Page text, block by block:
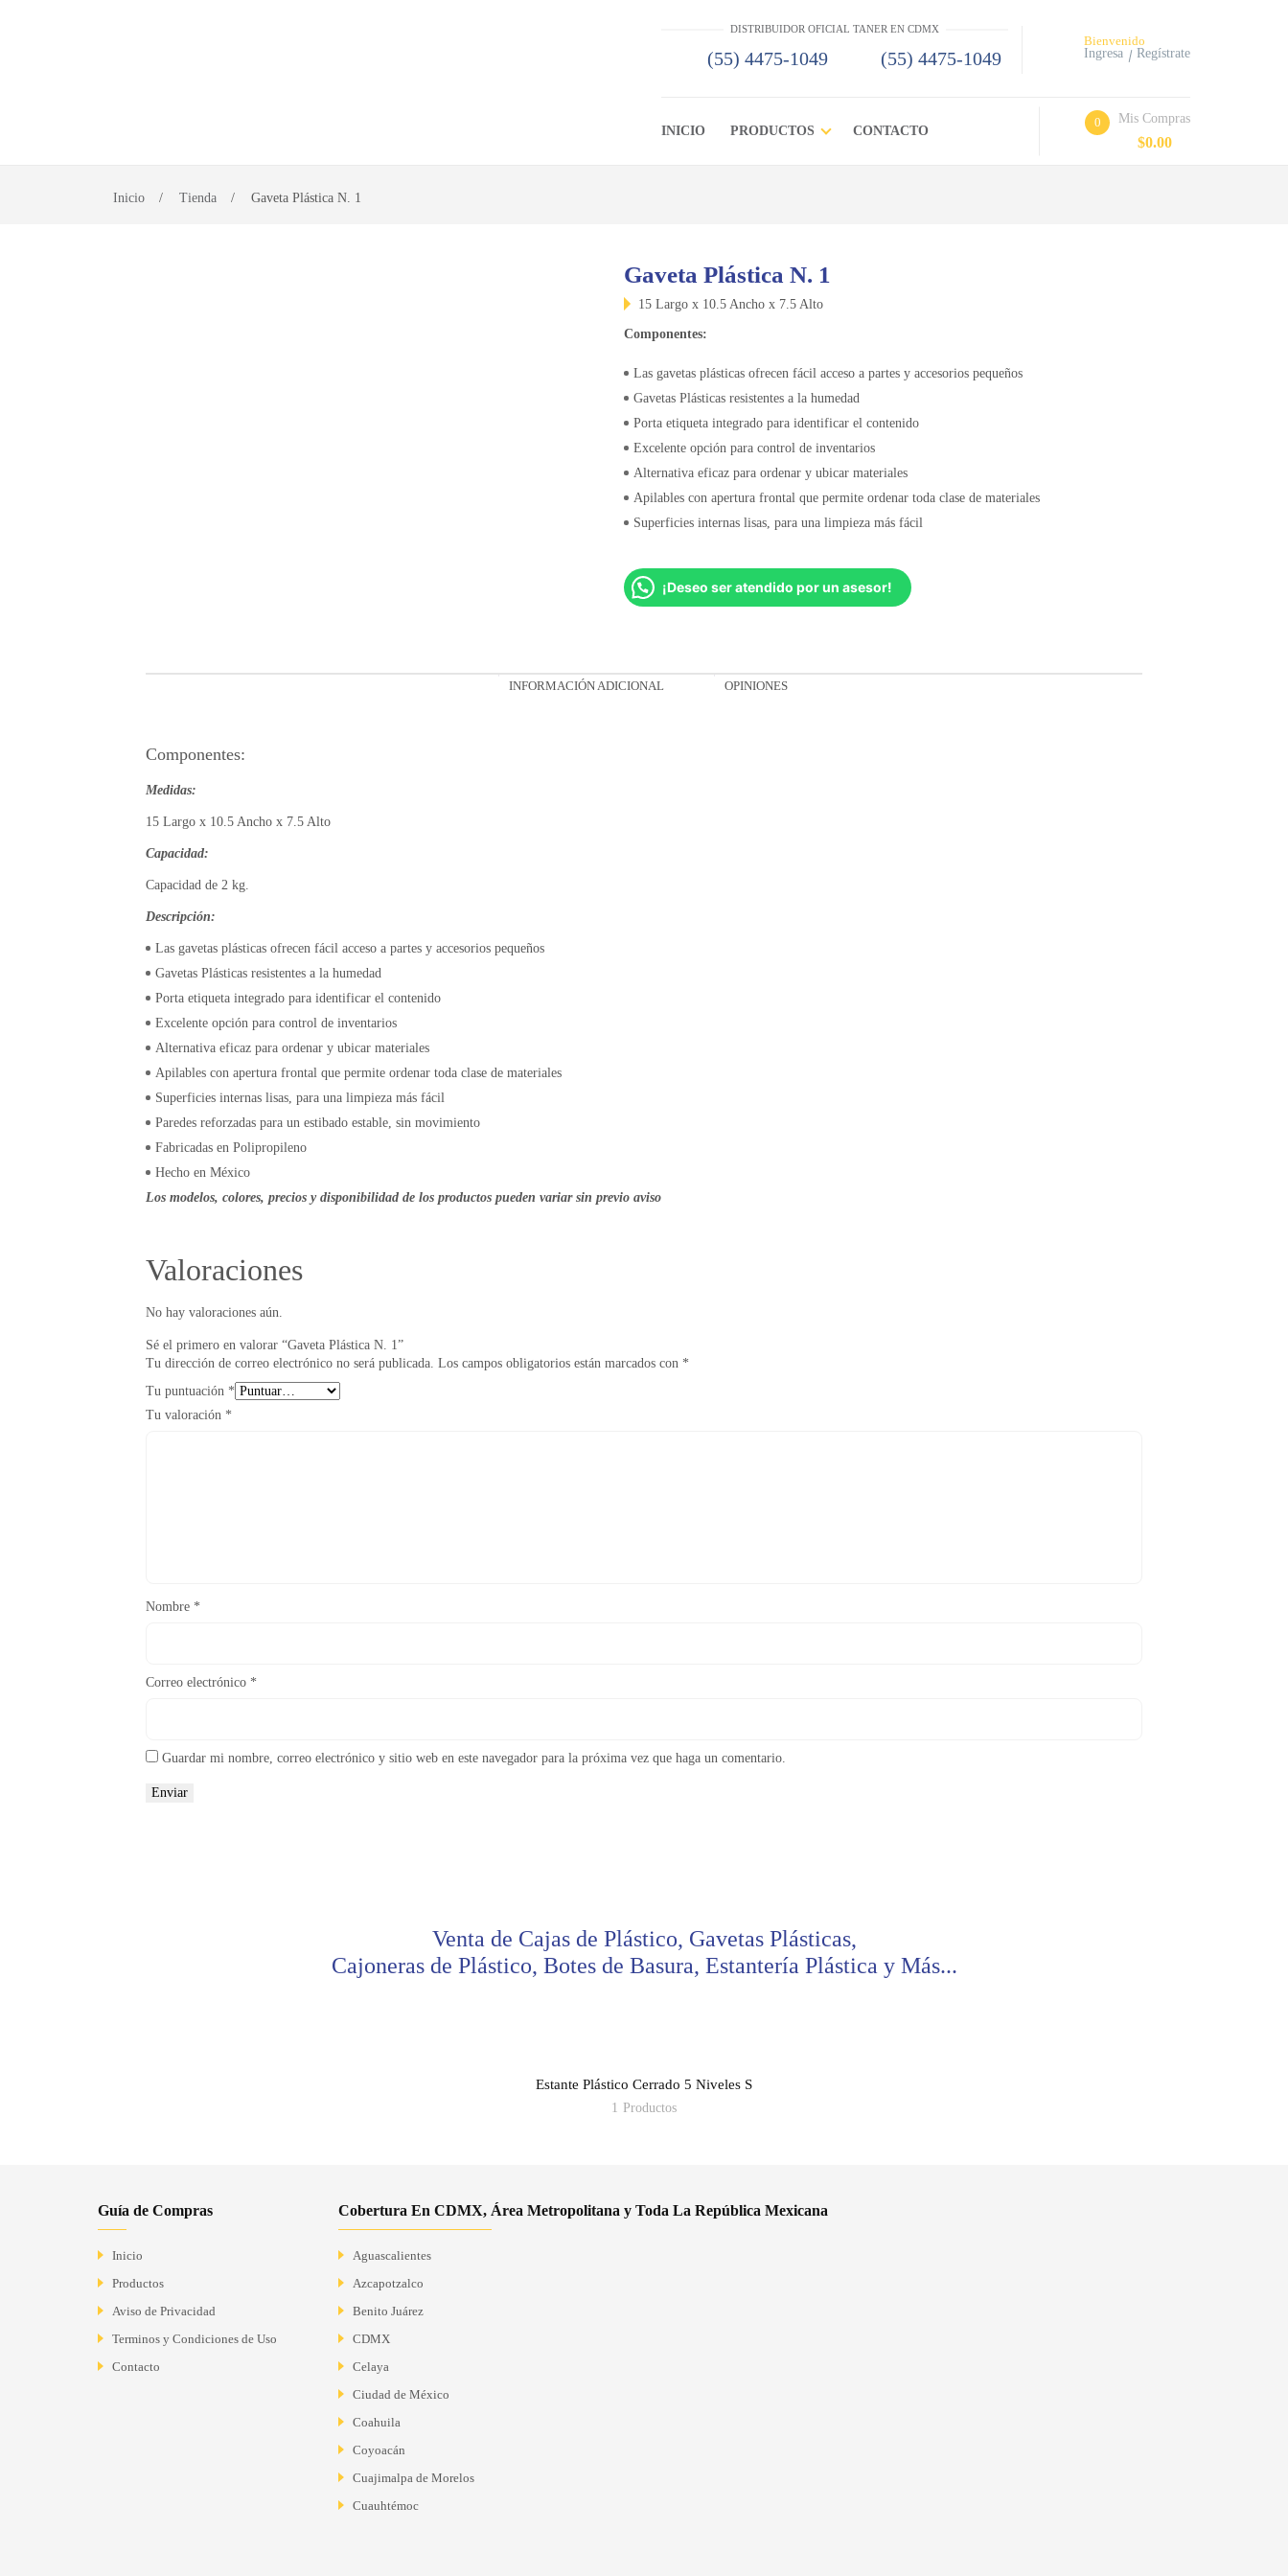
DISTRIBUIDOR OFICIAL TANER EN CDMX
(55) 4475-1049 (55) 4475-1049
Bienvenido
Ingresa
Regístrate
INICIO PRODUCTOS CONTACTO
0 Mis Compras
$0.00
Inicio Tienda Gaveta Plástica N. 1
Gaveta Plástica N. 1
15 Largo x 10.5 Ancho x 7.5 Alto
Componentes:
Las gavetas plásticas ofrecen fácil acceso a partes y accesorios pequeños
Gavetas Plásticas resistentes a la humedad
Porta etiqueta integrado para identificar el contenido
Excelente opción para control de inventarios
Alternativa eficaz para ordenar y ubicar materiales
Apilables con apertura frontal que permite ordenar toda clase de materiales
Superficies internas lisas, para una limpieza más fácil
¡Deseo ser atendido por un asesor!
INFORMACIÓN ADICIONAL OPINIONES
Componentes:
Medidas:
15 Largo x 10.5 Ancho x 7.5 Alto
Capacidad:
Capacidad de 2 kg.
Descripción:
Las gavetas plásticas ofrecen fácil acceso a partes y accesorios pequeños
Gavetas Plásticas resistentes a la humedad
Porta etiqueta integrado para identificar el contenido
Excelente opción para control de inventarios
Alternativa eficaz para ordenar y ubicar materiales
Apilables con apertura frontal que permite ordenar toda clase de materiales
Superficies internas lisas, para una limpieza más fácil
Paredes reforzadas para un estibado estable, sin movimiento
Fabricadas en Polipropileno
Hecho en México
Los modelos, colores, precios y disponibilidad de los productos pueden variar sin previo aviso
Valoraciones
No hay valoraciones aún.
Sé el primero en valorar “Gaveta Plástica N. 1”
Tu dirección de correo electrónico no será publicada. Los campos obligatorios están marcados con *
Tu puntuación *
Tu valoración *
Nombre *
Correo electrónico *
Guardar mi nombre, correo electrónico y sitio web en este navegador para la próxima vez que haga un comentario.
Venta de Cajas de Plástico, Gavetas Plásticas,
Cajoneras de Plástico, Botes de Basura, Estantería Plástica y Más...
Estante Plástico Cerrado 5 Niveles S
1 Productos
Guía de Compras
Inicio
Productos
Aviso de Privacidad
Terminos y Condiciones de Uso
Contacto
Cobertura En CDMX, Área Metropolitana y Toda La República Mexicana
Aguascalientes
Azcapotzalco
Benito Juárez
CDMX
Celaya
Ciudad de México
Coahuila
Coyoacán
Cuajimalpa de Morelos
Cuauhtémoc